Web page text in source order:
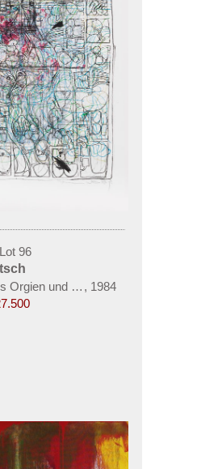
96
Orgien und Mysterien Theaters
, 1984